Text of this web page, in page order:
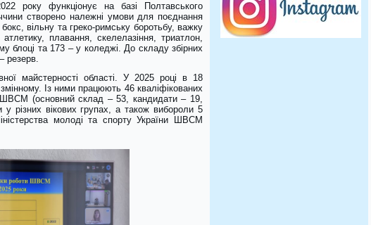
року функціонує на базі Полтавського
створено належні умови для поєднання
вільну та греко-римську боротьбу, важку
плавання, скелелазіння, триатлон,
блоці та 173 – у коледжі. До складу збірних
резерв.
майстерності області. У 2025 році в 18
Із ними працюють 46 кваліфікованих
ШВСМ (основний склад – 53, кандидати – 19,
різних вікових групах, а також вибороли 5
молоді та спорту України ШВСМ